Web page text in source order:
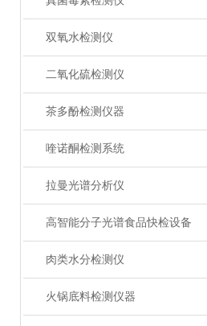
双氧水检测仪
二氧化硫检测仪
茶多酚检测仪器
喹诺酮检测系统
拉曼光谱分析仪
高智能分子光谱食品快检设备
肉类水分检测仪
火锅底料检测仪器